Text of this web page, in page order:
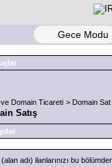
Gece Modu
Domain Ticareti > Domain Sat
Satış
adı) ilanlarınızı bu